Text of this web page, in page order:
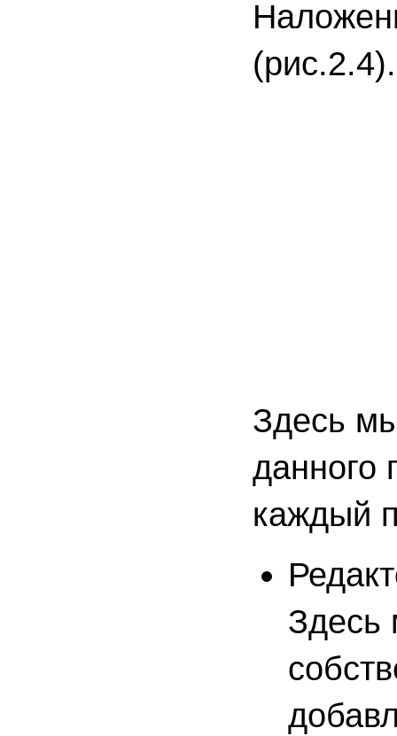
(рис.2.4).
Здесь
данного
каждый
Здесь